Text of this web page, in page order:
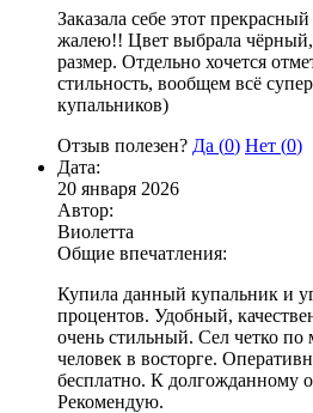
Заказала себе этот
жалею!! Цвет выбрала чёрный,
размер. Отдельно хочется
стильность, вообщем всё
купальников)
Отзыв полезен? Да (0) Нет (0)
Дата:
20 января 2026
Автор:
Виолетта
Общие впечатления:
Купила данный купальник и
процентов. Удобный,
очень стильный. Сел четко
человек в восторге.
бесплатно. К долгожданному
Рекомендую.